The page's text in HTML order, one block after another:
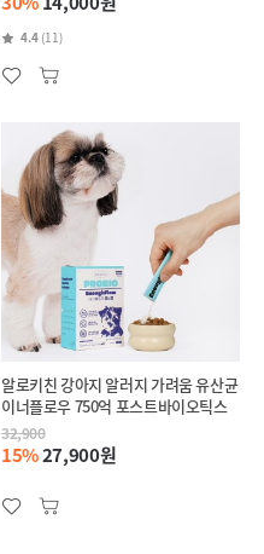
4.4 (11)
알로키친 강아지 알러지 가려움 유산균
이너플로우 750억 포스트바이오틱스
32,900
15%27,900원